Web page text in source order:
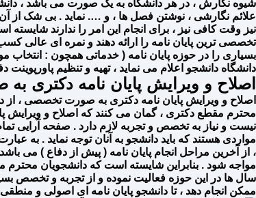
شیوه نگارش ، در هر دانشگاه به یک صورت می باشد ،
علائم نگارشی ، نوشتن فصل ها ، و …. نماید . بی شک از
نیز وقت کافی نیز ، برای انجام این امر را ندارند
تخصصی ترین پایان نامه را ارائه دهند و نمره ای عالی
بسیاری را در حوزه پایان نامه ( خدماتی همچون :
دانشگاه دانشجو اعلام می نماید ، تهیه و تنظیم پاورپوینت
اصلاح و ویرایش پایان نامه دکتری
اصلاح و ویرایش پایان نامه دکتری به صورت تخصصی ،
محترم مقطع دکتری ، گمان می کنند که اصلاح و ویرایش
نیست و نیاز به تخصص و تجربه لازم دارد . صفحه آرایی
مواردی هستند که باید دانشجو به آنان توجه نماید . به
، از آخرین مراحل انجام پایان نامه ( پیش از دفاع ) می
مواجه شود . بنابراین شایسته است که دانشجویان محترم
سال ها در این حوزه فعالیت نموده و از تجربه و تخصص
ممکن انجام دهد ، تا دانشجو پایان نامه ای اصولی و